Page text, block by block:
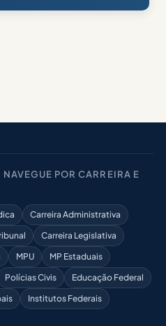
POR CARREIRA E
Carreira Administrativa
Carreira Legislativa
MPU
MP Estaduais
Polícias Civis
Educação Federal
Institutos Federais